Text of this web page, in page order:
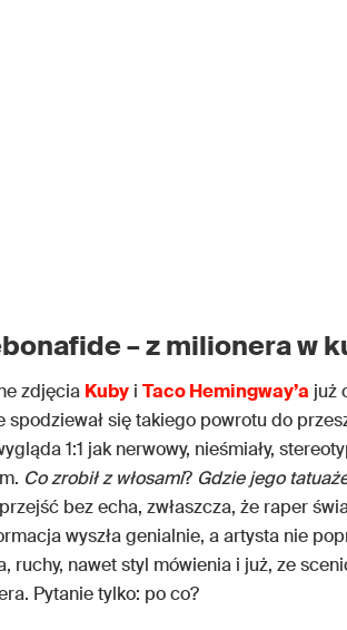
– z milionera w
zdjęcia Kuby i Taco Hemingway’a już
spodziewał się takiego powrotu do
1:1 jak nerwowy, nieśmiały,
Co zrobił z włosami? Gdzie jego
bez echa, zwłaszcza, że raper
wyszła genialnie, a artysta nie
ruchy, nawet styl mówienia i już, ze
Pytanie tylko: po co?